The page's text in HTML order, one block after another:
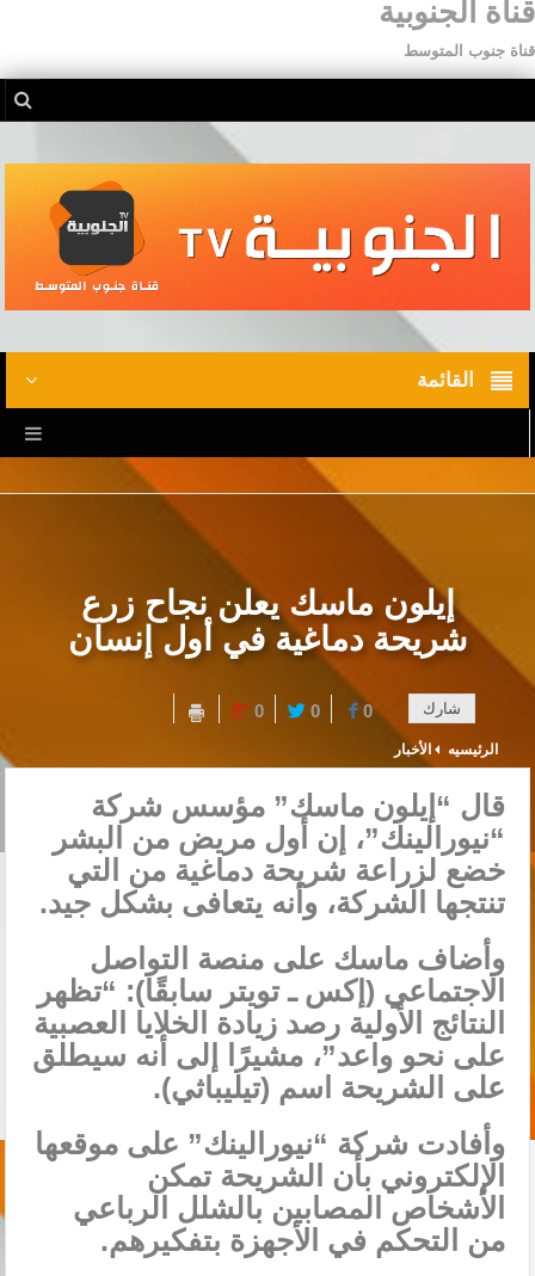
قناة الجنوبية
قناة جنوب المتوسط
القائمة
إيلون ماسك يعلن نجاح زرع
شريحة دماغية في أول إنسان
شارك 0
0
0
الرئيسيه الأخبار
قال “إيلون ماسك” مؤسس شركة
“نيورالينك”، إن أول مريض من البشر
خضع لزراعة شريحة دماغية من التي
تنتجها الشركة، وأنه يتعافى بشكل جيد.
وأضاف ماسك على منصة التواصل
الاجتماعي (إكس ـ تويتر سابقًا): “تظهر
النتائج الأولية رصد زيادة الخلايا العصبية
على نحو واعد”، مشيرًا إلى أنه سيطلق
على الشريحة اسم (تيليباثي).
وأفادت شركة “نيورالينك” على موقعها
الإلكتروني بأن الشريحة تمكن
الأشخاص المصابين بالشلل الرباعي
من التحكم في الأجهزة بتفكيرهم.